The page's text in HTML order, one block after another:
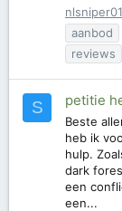
aanbod
reviews
S petitie
Beste
heb ik
hulp.
dark
een
een...